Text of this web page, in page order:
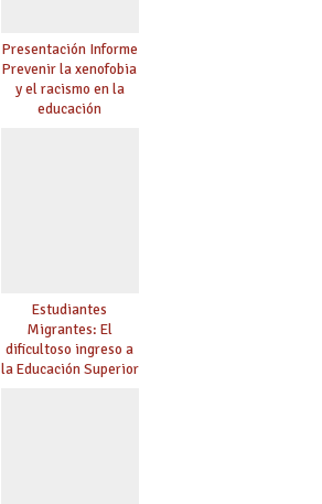
Presentación Informe
Prevenir la xenofobia
y el racismo en la
educación
Estudiantes
Migrantes: El
dificultoso ingreso a
la Educación Superior